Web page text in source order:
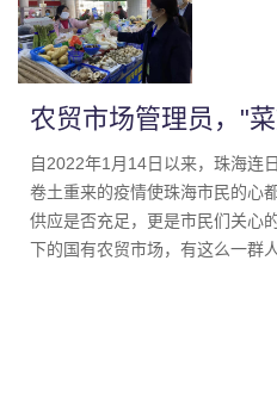
农贸市场管理员，"
的守护者
自2022年1月14日以来，珠海连
卷土重来的疫情使珠海市民的心
供应是否充足，更是市民们关心
下的国有农贸市场，有这么一群
态、坚守入口测温，为消费者把